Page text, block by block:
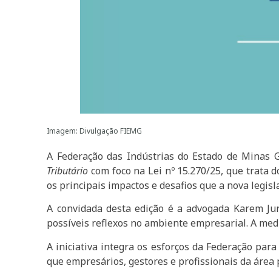
Imagem: Divulgação FIEMG
A Federação das Indústrias do Estado de Minas
Tributário com foco na Lei nº 15.270/25, que trata
os principais impactos e desafios que a nova
A convidada desta edição é a advogada Karem
possíveis reflexos no ambiente empresarial. A
A iniciativa integra os esforços da Federação
que empresários, gestores e profissionais da